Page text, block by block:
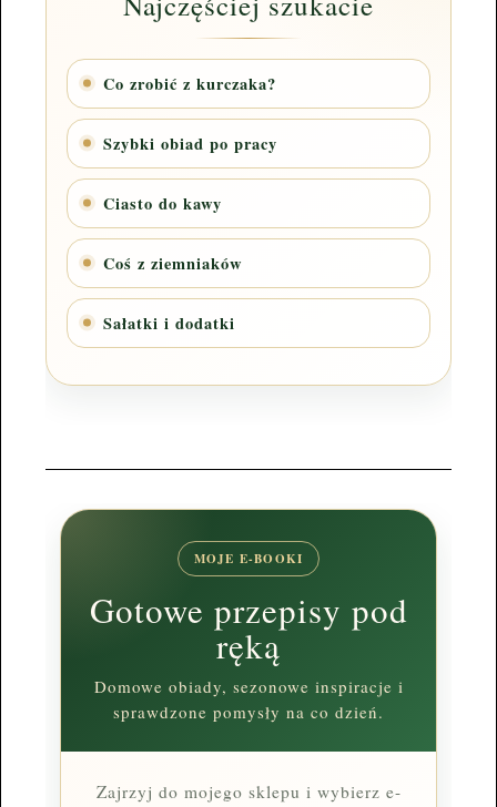
Co zrobić z kurczaka?
Szybki obiad po pracy
Ciasto do kawy
Coś z ziemniaków
Sałatki i dodatki
MOJE E-BOOKI
Gotowe przepisy pod
ręką
Domowe obiady, sezonowe inspiracje i
sprawdzone pomysły na co dzień.
Zajrzyj do mojego sklepu i wybierz e-